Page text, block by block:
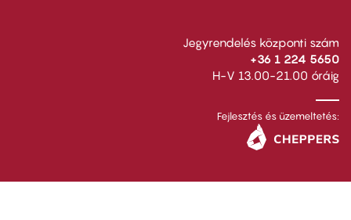
Jegyrendelés központi szám
+36 1 224 5650
H-V 13.00-21.00 óráig
Fejlesztés és üzemeltetés: